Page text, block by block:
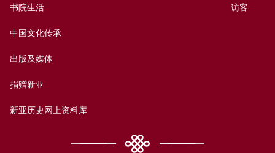
书院生活
中国文化传承
出版及媒体
捐赠新亚
新亚历史网上资料库
访客